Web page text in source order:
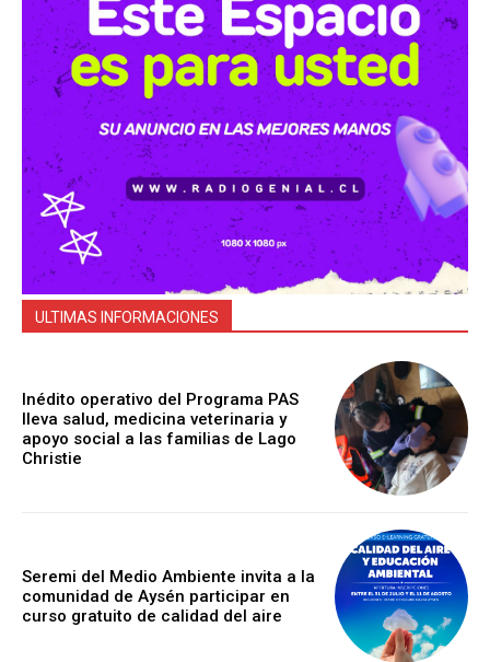
ULTIMAS INFORMACIONES
Inédito operativo del Programa PAS
lleva salud, medicina veterinaria y
apoyo social a las familias de Lago
Christie
Seremi del Medio Ambiente invita a la
comunidad de Aysén participar en
curso gratuito de calidad del aire